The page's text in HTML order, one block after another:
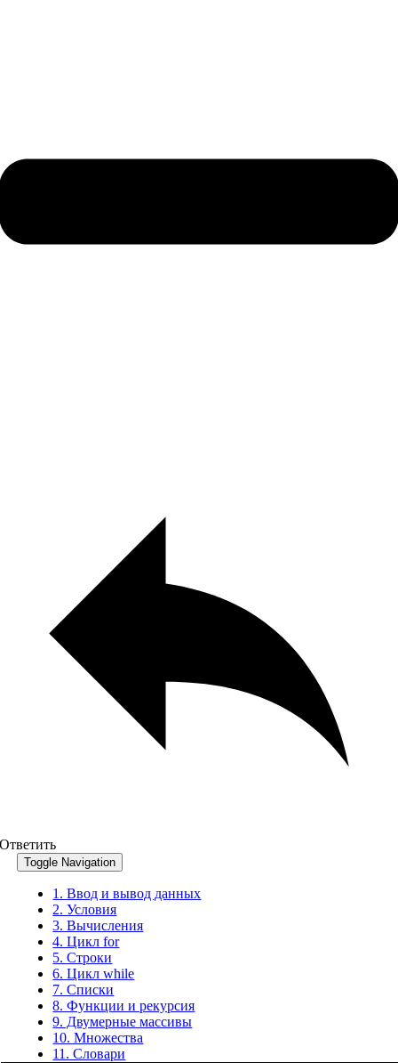
Ответить
Toggle Navigation
1. Ввод и вывод данных
2. Условия
3. Вычисления
4. Цикл for
5. Строки
6. Цикл while
7. Списки
8. Функции и рекурсия
9. Двумерные массивы
10. Множества
11. Словари